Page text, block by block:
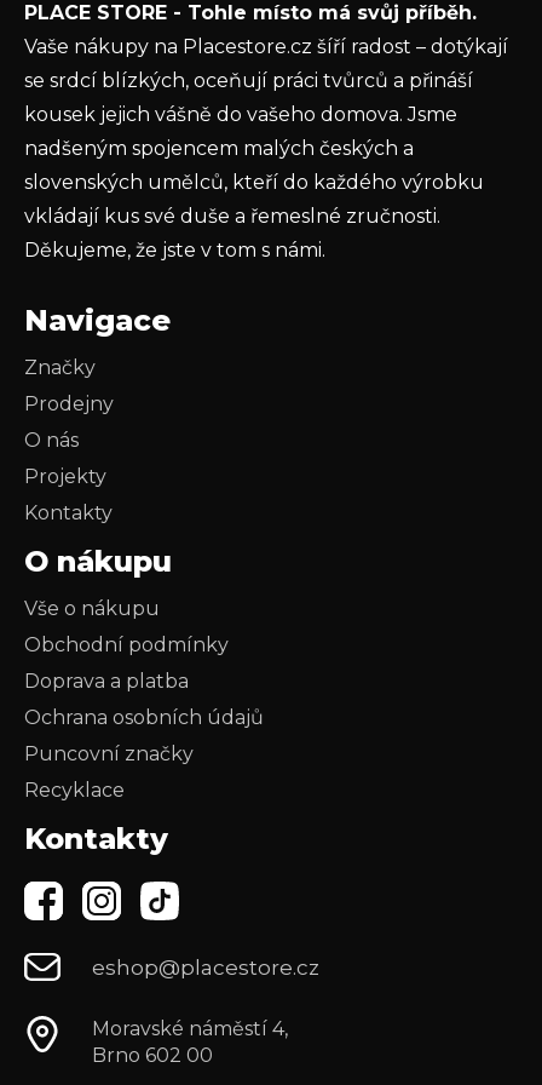
ochrany osobních údajů
PŘIHLÁSIT SE
PLACE STORE - Tohle místo má svůj příběh.
Vaše nákupy na Placestore.cz šíří radost – dotýkají
se srdcí blízkých, oceňují práci tvůrců a přináší
kousek jejich vášně do vašeho domova. Jsme
nadšeným spojencem malých českých a
slovenských umělců, kteří do každého výrobku
vkládají kus své duše a řemeslné zručnosti.
Děkujeme, že jste v tom s námi.
Navigace
Značky
Prodejny
O nás
Projekty
Kontakty
O nákupu
Vše o nákupu
Obchodní podmínky
Doprava a platba
Ochrana osobních údajů
Puncovní značky
Recyklace
Kontakty
eshop@placestore.cz
Moravské náměstí 4,
Brno 602 00